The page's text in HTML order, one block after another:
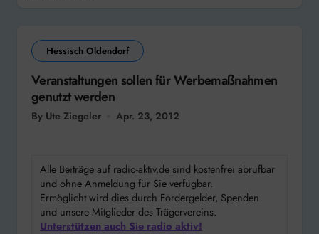
Hessisch Oldendorf
Veranstaltungen sollen für Werbemaßnahmen
genutzt werden
By Ute Ziegeler Apr. 23, 2012
Alle Beiträge auf radio-aktiv.de sind kostenfrei abrufbar
und ohne Anmeldung für Sie verfügbar.
Ermöglicht wird dies durch Fördergelder, Spenden
und unsere Mitglieder des Trägervereins.
Unterstützen auch Sie radio aktiv!